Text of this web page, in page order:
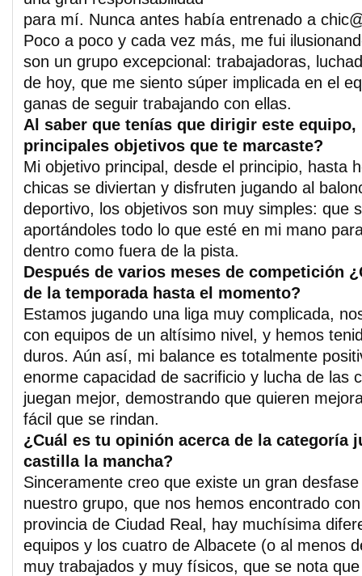
para mí. Nunca antes había entrenado a
Poco a poco y cada vez más, me fui
son un grupo excepcional: trabajadoras,
de hoy, que me siento súper implicada en el
ganas de seguir trabajando con ellas.
Al saber que tenías que dirigir este equipo,
principales objetivos que te marcaste?
Mi objetivo principal, desde el principio, hasta
chicas se diviertan y disfruten jugando al
deportivo, los objetivos son muy simples: que
aportándoles todo lo que esté en mi mano
dentro como fuera de la pista.
Después de varios meses de competición
de la temporada hasta el momento?
Estamos jugando una liga muy complicada,
con equipos de un altísimo nivel, y hemos
duros. Aún así, mi balance es totalmente
enorme capacidad de sacrificio y lucha de las
juegan mejor, demostrando que quieren
fácil que se rindan.
¿Cuál es tu opinión acerca de la categoría
castilla la mancha?
Sinceramente creo que existe un gran
nuestro grupo, que nos hemos encontrado
provincia de Ciudad Real, hay muchísima
equipos y los cuatro de Albacete (o al menos
muy trabajados y muy físicos, que se nota